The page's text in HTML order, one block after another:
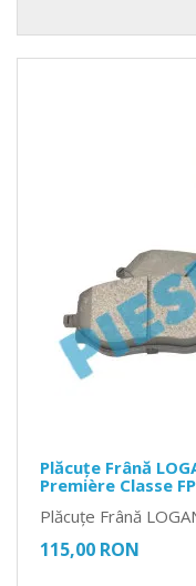
Plăcuțe Frână
Première Classe
Plăcuțe Frână
115,00 RON